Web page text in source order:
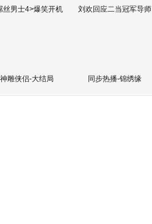
丝男士4>爆笑开机 刘欢回应二当冠军导师
神雕侠侣-大结局 同步热播-锦绣缘